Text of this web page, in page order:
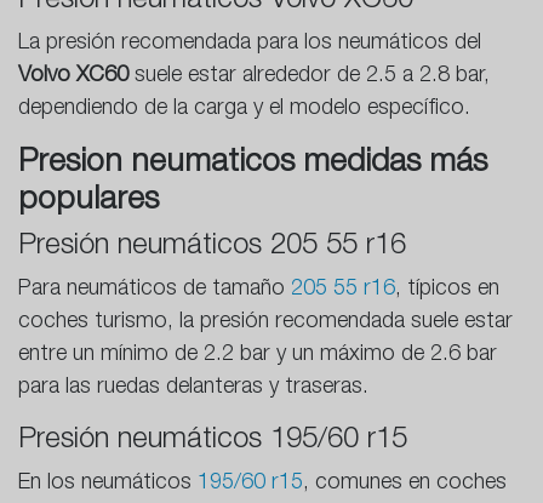
La presión recomendada para los neumáticos del
Volvo XC60suele estar alrededor de 2.5 a 2.8 bar,
dependiendo de la carga y el modelo específico.
Presion neumaticos medidas más
populares
Presión neumáticos 205 55 r16
Para neumáticos de tamaño 205 55 r16, típicos en
coches turismo, la presión recomendada suele estar
entre un mínimo de 2.2 bar y un máximo de 2.6 bar
para las ruedas delanteras y traseras.
Presión neumáticos 195/60 r15
En los neumáticos 195/60 r15, comunes en coches